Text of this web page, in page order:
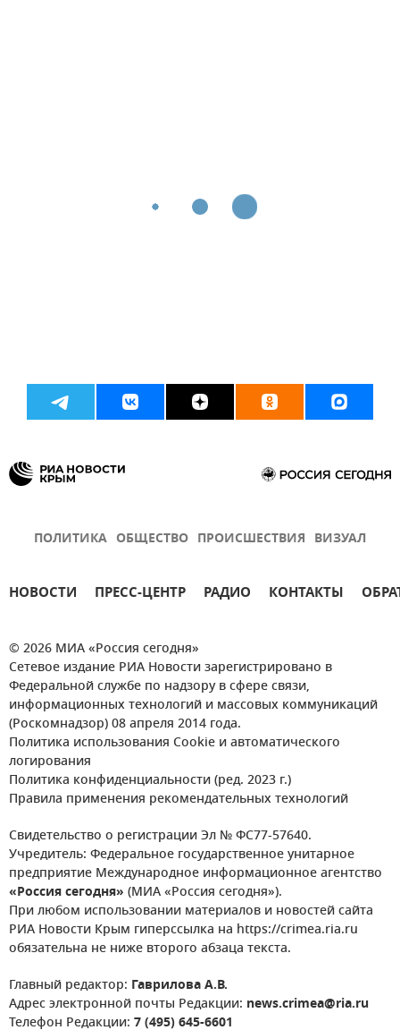
ПОЛИТИКА ОБЩЕСТВО ПРОИСШЕСТВИЯ ВИЗУАЛ
НОВОСТИ ПРЕСС-ЦЕНТР РАДИО КОНТАКТЫ
© 2026 МИА «Россия сегодня»
Сетевое издание РИА Новости зарегистрировано в
Федеральной службе по надзору в сфере связи,
информационных технологий и массовых коммуникаций
(Роскомнадзор) 08 апреля 2014 года.
Политика использования Cookie и автоматического
логирования
Политика конфиденциальности (ред. 2023 г.)
Правила применения рекомендательных технологий
Свидетельство о регистрации Эл № ФС77-57640.
Учредитель: Федеральное государственное унитарное
предприятие Международное информационное агентство
«Россия сегодня» (МИА «Россия сегодня»).
При любом использовании материалов и новостей сайта
РИА Новости Крым гиперссылка на https://crimea.ria.ru
обязательна не ниже второго абзаца текста.
Главный редактор: Гаврилова А.В.
Адрес электронной почты Редакции: news.crimea@ria.ru
Телефон Редакции: 7 (495) 645-6601